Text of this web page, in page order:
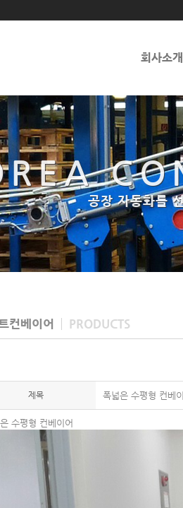
회사소개
공장 자동화를
공장 자동화를
컨베이어 PRODUCTS
제목 폭넓은 수평형 컨베
수평형 컨베이어